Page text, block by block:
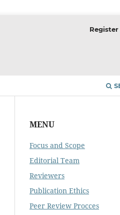
Register
MENU
Focus and Scope
Editorial Team
Reviewers
Publication Ethics
Peer Review Procces